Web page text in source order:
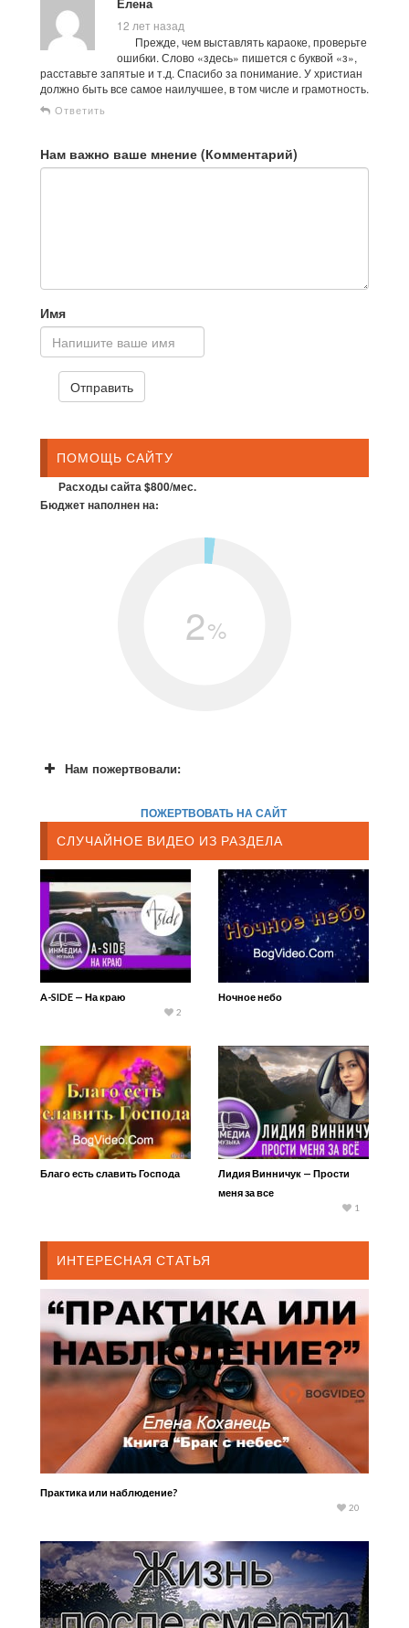
12 лет назад
Прежде, чем выставлять караоке, проверьте
ошибки. Слово «здесь» пишется с буквой «з»,
расставьте запятые и т.д. Спасибо за понимание. У христиан
должно быть все самое наилучшее, в том числе и грамотность.
Ответить
Нам важно ваше мнение (Комментарий)
Имя
ПОМОЩЬ САЙТУ
Расходы сайта $800/мес.
Бюджет наполнен на:
2%
Нам пожертвовали:
ПОЖЕРТВОВАТЬ НА САЙТ
СЛУЧАЙНОЕ ВИДЕО ИЗ РАЗДЕЛА
A-SIDE — На краю
2
Ночное небо
Благо есть славить Господа
Лидия Винничук — Прости
меня за все
1
ИНТЕРЕСНАЯ СТАТЬЯ
Практика или наблюдение?
20